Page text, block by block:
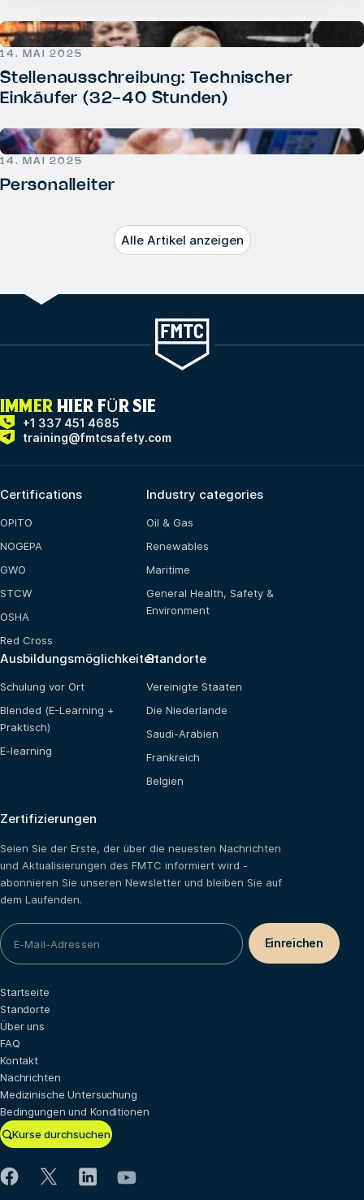
14. MAI 2025
Stellenausschreibung: Technischer
Einkäufer (32-40 Stunden)
14. MAI 2025
Personalleiter
Alle Artikel anzeigen
IMMER HIER FÜR SIE
+1 337 451 4685
training@fmtcsafety.com
Certifications
OPITO
NOGEPA
GWO
STCW
OSHA
Red Cross
Industry categories
Oil & Gas
Renewables
Maritime
General Health, Safety &
Environment
Ausbildungsmöglichkeiten
Schulung vor Ort
Blended (E-Learning +
Praktisch)
E-learning
Standorte
Vereinigte Staaten
Die Niederlande
Saudi-Arabien
Frankreich
Belgien
Zertifizierungen
Seien Sie der Erste, der über die neuesten Nachrichten
und Aktualisierungen des FMTC informiert wird -
abonnieren Sie unseren Newsletter und bleiben Sie auf
dem Laufenden.
Kurse durchsuchen
Startseite
Standorte
Über uns
FAQ
Kontakt
Nachrichten
Medizinische Untersuchung
Bedingungen und Konditionen